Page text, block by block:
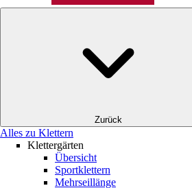
Zurück
Alles zu Klettern
Klettergärten
Übersicht
Sportklettern
Mehrseillänge